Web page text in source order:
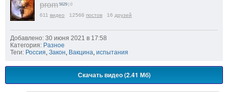
prom 5629 | 0
611 видео 12566 постов 16 друзей
Добавлено: 30 июня 2021 в 17:58
Категория: Разное
Теги: Россия, Закон, Вакцина, испытания
Скачать видео (2.41 Мб)